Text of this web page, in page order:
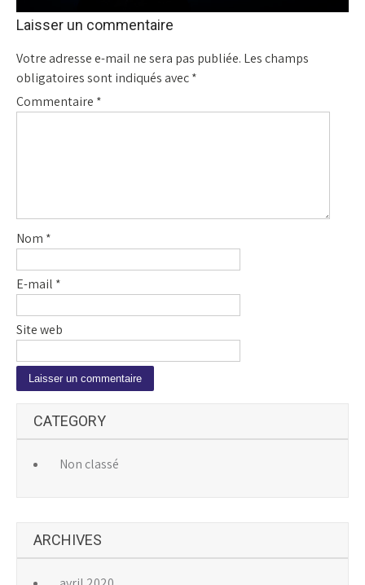
Laisser un commentaire
Votre adresse e-mail ne sera pas publiée. Les champs
obligatoires sont indiqués avec*
Commentaire *
Nom *
E-mail *
Site web
t
i
CATEGORY
Non classé
ARCHIVES